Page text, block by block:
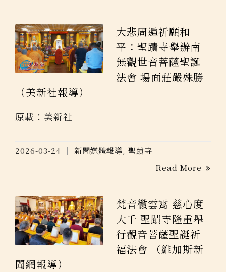
大悲周遍祈願和
平：聖蹟寺舉辦南
無觀世音菩薩聖誕
法會 場面莊嚴殊勝
（美新社報導）
原載：美新社
2026-03-24 新聞媒體報導, 聖蹟寺
Read More
梵音徹雲霄 慈心度
大千 聖蹟寺隆重舉
行觀音菩薩聖誕祈
福法會 （維加斯新
聞網報導）